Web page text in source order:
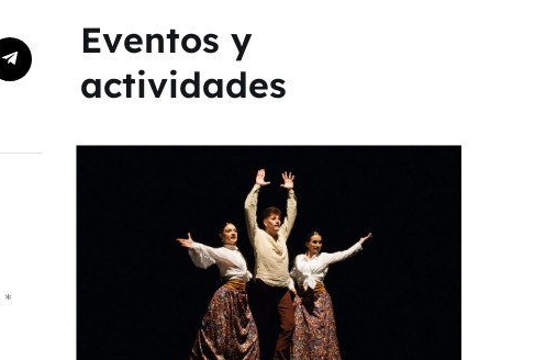
*
Eventos y
actividades